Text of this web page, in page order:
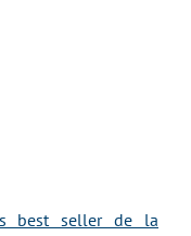
best seller de la